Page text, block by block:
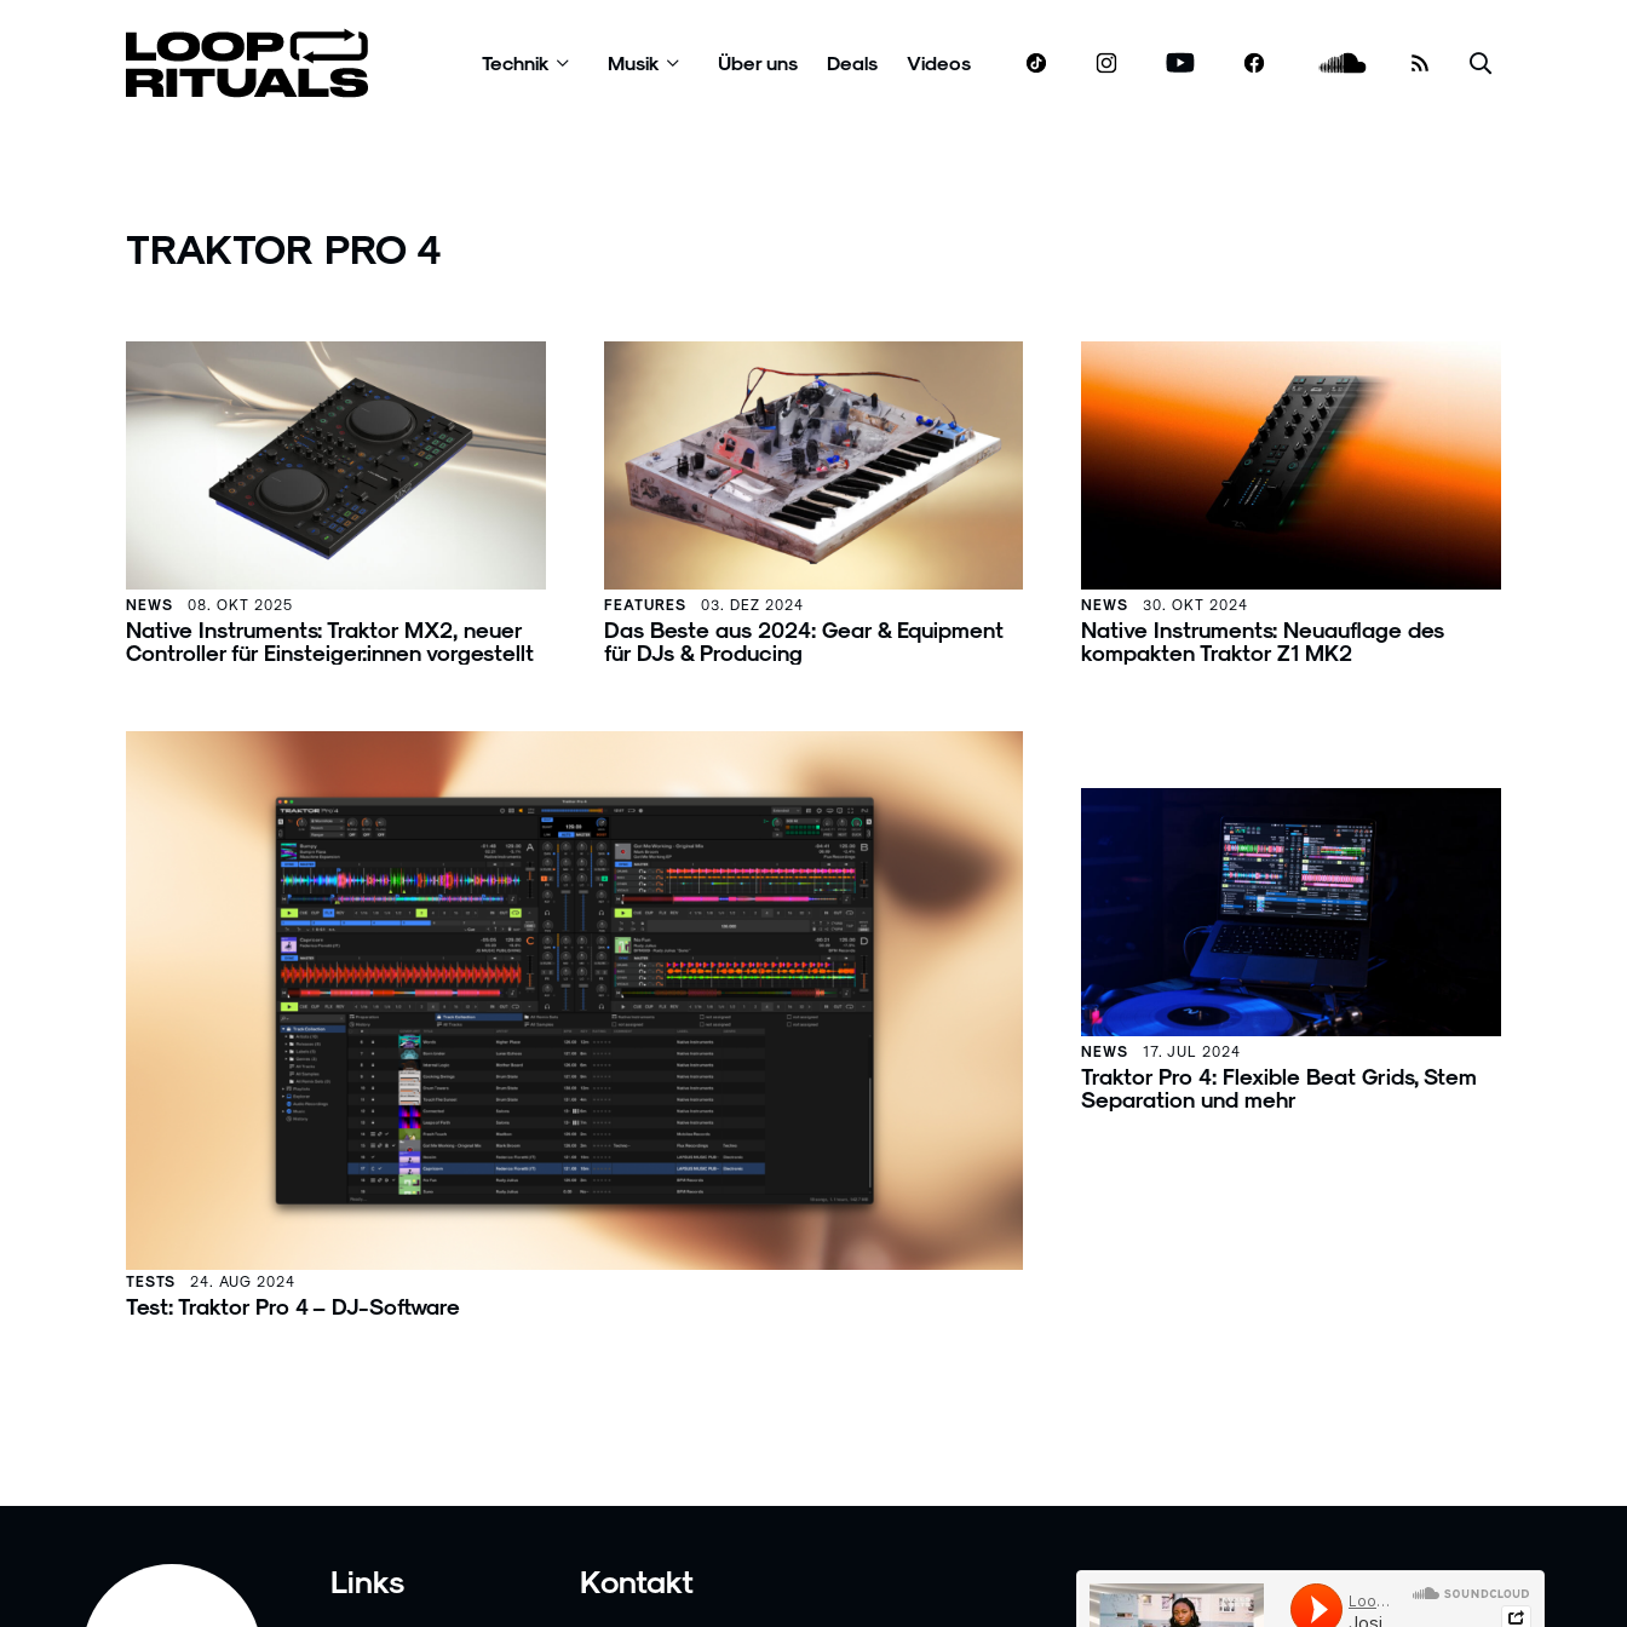
Technik Musik Über uns Deals Videos
TRAKTOR PRO 4
NEWS 08. OKT 2025
Native Instruments: Traktor MX2, neuer
Controller für Einsteiger:innen vorgestellt
FEATURES 03. DEZ 2024
Das Beste aus 2024: Gear & Equipment
für DJs & Producing
NEWS 30. OKT 2024
Native Instruments: Neuauflage des
kompakten Traktor Z1 MK2
TESTS 24. AUG 2024
Test: Traktor Pro 4 – DJ-Software
NEWS 17. JUL 2024
Traktor Pro 4: Flexible Beat Grids, Stem
Separation und mehr
Links Kontakt